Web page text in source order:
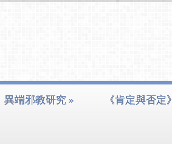
異端邪教研究» 《肯定與否定》